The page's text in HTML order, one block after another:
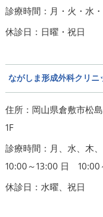
診療時間：月・火・水
休診日：日曜・祝日
ながしま形成外科クリニ
住所：岡山県倉敷市松
1F
診療時間：月、水、木
10:00～13:00 日 10:00
休診日：水曜、祝日